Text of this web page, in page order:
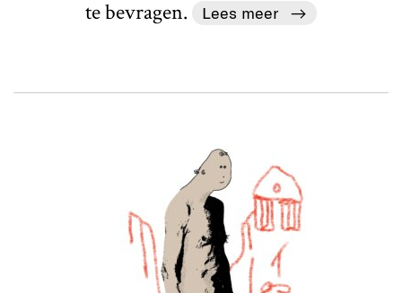
te bevragen.
Lees meer